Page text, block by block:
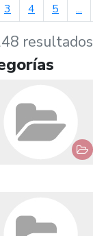
3 4 5 ...
resultados